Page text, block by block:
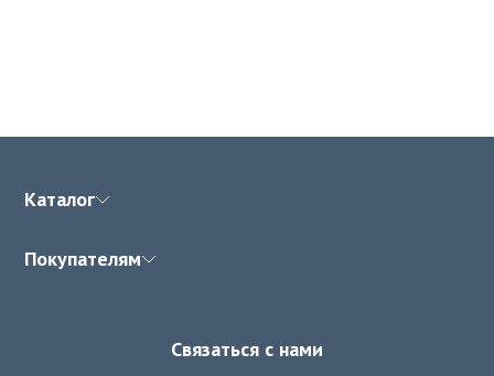
Каталог
Покупателям
Связаться с нами